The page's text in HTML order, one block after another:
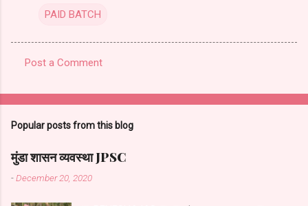
PAID BATCH
o
e
Post a Comment
Popular posts from this blog
मुंडा शासन व्यवस्था JPSC
-December 20, 2020